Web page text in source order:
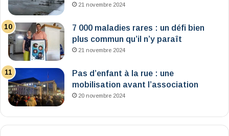
21 novembre 2024
7 000 maladies rares : un défi bien
plus commun qu’il n’y paraît
21 novembre 2024
Pas d’enfant à la rue : une
mobilisation avant l’association
20 novembre 2024